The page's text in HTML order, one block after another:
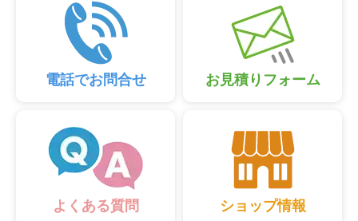
電話でお問合せ お見積りフォーム
よくある質問 ショップ情報